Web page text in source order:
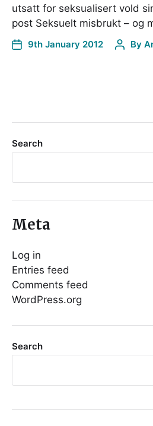
utsatt for seksualisert vold
post Seksuelt misbrukt – og
9th January 2012 By
Search
Meta
Log in
Entries feed
Comments feed
WordPress.org
Search